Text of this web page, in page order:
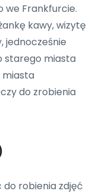
we Frankfurcie.
kawy, wizytę
jednocześnie
starego miasta
do zrobienia
do robienia zdjęć